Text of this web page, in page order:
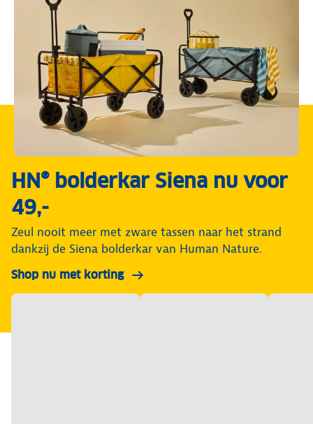
HN® bolderkar Siena nu voor
49,-
Zeul nooit meer met zware tassen naar het strand
dankzij de Siena bolderkar van Human Nature.
Shop nu met korting